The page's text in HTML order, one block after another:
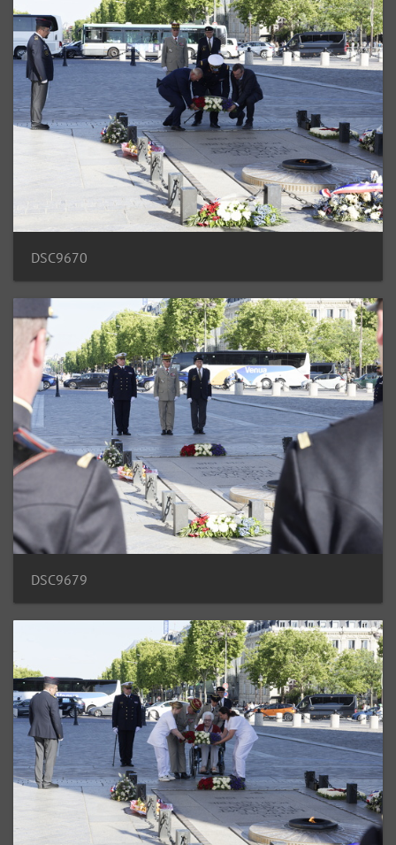
DSC9670
DSC9679